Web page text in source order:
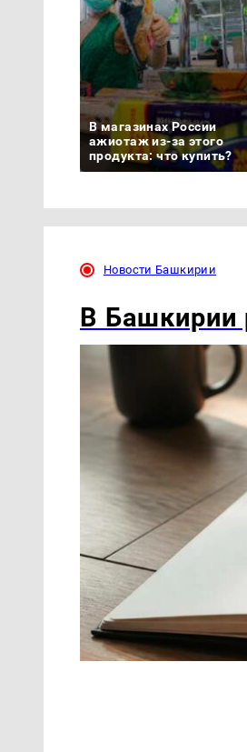
В магазинах России
ажиотаж из-за этого
продукта: что купить?
Новости Башкирии
В Башкирии